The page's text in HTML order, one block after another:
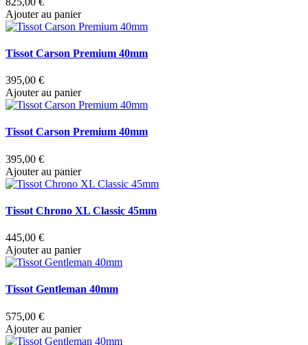
Ajouter au panier
Tissot Carson Premium 40mm
395,00 €
Ajouter au panier
Tissot Carson Premium 40mm
395,00 €
Ajouter au panier
Tissot Chrono XL Classic 45mm
445,00 €
Ajouter au panier
Tissot Gentleman 40mm
575,00 €
Ajouter au panier